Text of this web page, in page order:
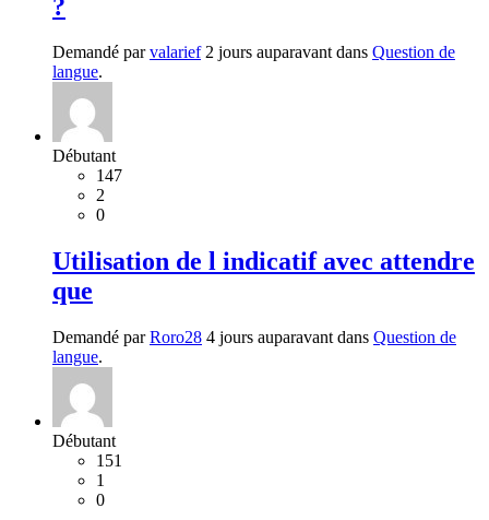
?
Demandé parvalarief2 jours auparavant dans Question de
langue.
Débutant
147
2
0
Utilisation de l indicatif avec attendre
que
Demandé parRoro28 4 jours auparavant dans Question de
langue.
Débutant
151
1
0